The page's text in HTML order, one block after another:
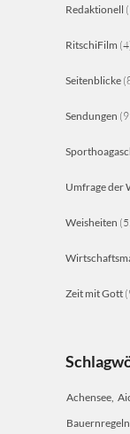
Redaktionell
RitschiFilm
Seitenblicke
Sendungen
Umfrage der
Weisheiten
Zeit mit Gott
Achensee
Bauernregeln